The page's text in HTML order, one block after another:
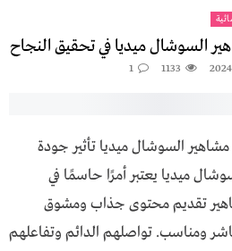
السوشال ميديا في تحقيق النجاح
1133
1
السوشال ميديا تأثير جودة
ميديا يعتبر أمرًا حاسمًا في
تقديم محتوى جذاب ومشوق
ومناسب. تواصلهم الدائم وتفاعلهم